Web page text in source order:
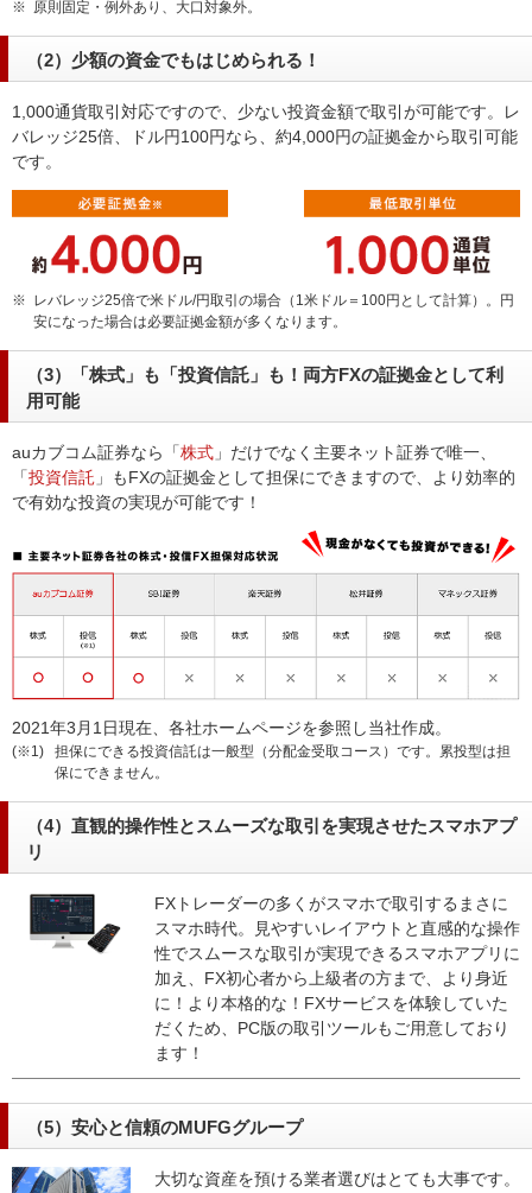
※ 原則固定・例外あり、大口対象外。
（2）少額の資金でもはじめられる！
1,000通貨取引対応ですので、少ない投資金額で取引が可能です。レ
バレッジ25倍、ドル円100円なら、約4,000円の証拠金から取引可能
です。
※ レバレッジ25倍で米ドル/円取引の場合（1米ドル＝100円として計算）。円
安になった場合は必要証拠金額が多くなります。
（3）「株式」も「投資信託」も！両方FXの証拠金として利
用可能
auカブコム証券なら「株式 」だけでなく主要ネット証券で唯一、
「投資信託 」もFXの証拠金として担保にできますので、より効率的
で有効な投資の実現が可能です！
2021年3月1日現在、各社ホームページを参照し当社作成。
(※1)
担保にできる投資信託は一般型（分配金受取コース）です。累投型は担
保にできません。
（4）直観的操作性とスムーズな取引を実現させたスマホアプ
リ
FXトレーダーの多くがスマホで取引するまさに
スマホ時代。見やすいレイアウトと直感的な操作
性でスムースな取引が実現できるスマホアプリに
加え、FX初心者から上級者の方まで、より身近
に！より本格的な！FXサービスを体験していた
だくため、PC版の取引ツールもご用意しており
ます！
（5）安心と信頼のMUFGグループ
大切な資産を預ける業者選びはとても大事です。